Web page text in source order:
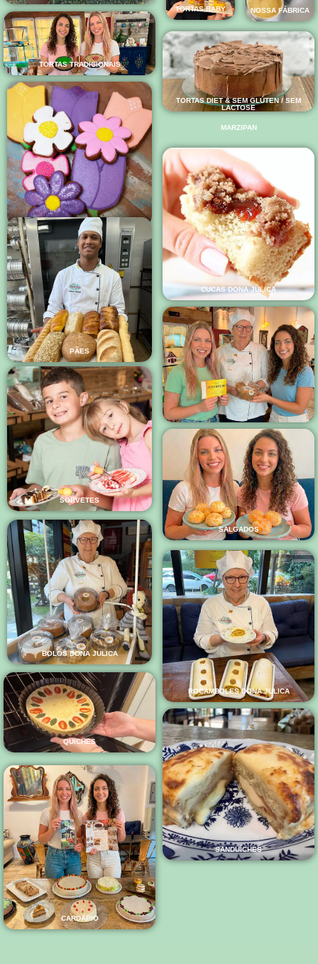
TORTAS TRADICIONAIS
PÃES
SORVETES
BOLOS DONA JULICA
QUICHES
CARDÁPIO
TORTAS BABY NOSSA FÁBRICA
TORTAS DIET & SEM GLÚTEN / SEM
LACTOSE
MARZIPAN
CUCAS DONA JULICA
SALGADOS
ROCAMBOLES DONA JULICA
SANDUÍCHES